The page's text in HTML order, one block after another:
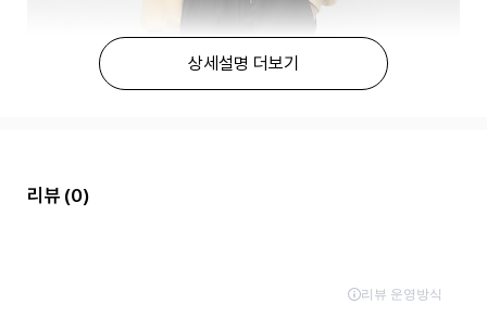
상세설명 더보기
리뷰 (0)